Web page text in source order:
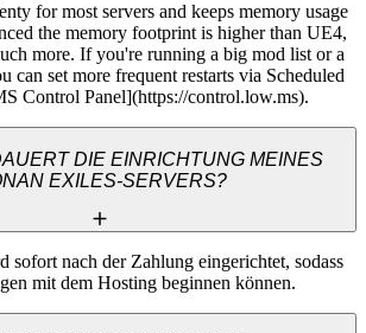
for most servers and keeps memory usage
the memory footprint is higher than UE4,
more. If you're running a big mod list or a
can set more frequent restarts via Scheduled
Control Panel](https://control.low.ms).
DIE EINRICHTUNG MEINES
EXILES-SERVERS?
sofort nach der Zahlung eingerichtet, sodass
mit dem Hosting beginnen können.